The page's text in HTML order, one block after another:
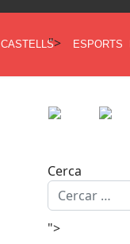
CASTELLS"> ESPORTS
Cerca
">